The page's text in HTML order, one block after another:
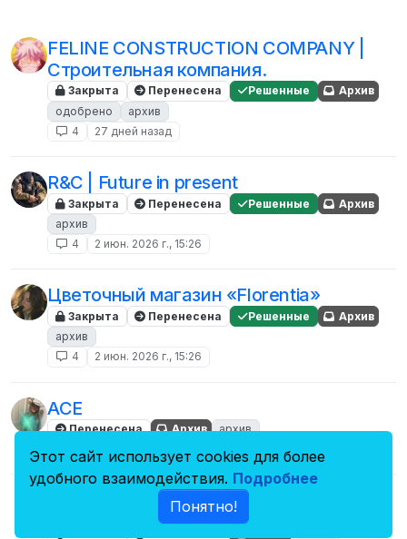
FELINE CONSTRUCTION COMPANY |
Строительная компания.
Закрыта Перенесена Решенные
Архив
одобрено
архив
4
27 дней назад
R&C | Future in present
Закрыта Перенесена Решенные
Архив
архив
4
2 июн. 2026 г., 15:26
Цветочный магазин «Florentia»
Закрыта Перенесена Решенные
Архив
архив
4
2 июн. 2026 г., 15:26
ACE
Перенесена Архив
архив
Third shift of the Dobrograd Police
Этот сайт использует cookies для более
удобного взаимодействия. Подробнее
Понятно!